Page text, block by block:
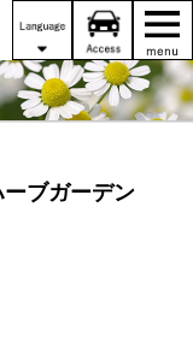
ブガーデン